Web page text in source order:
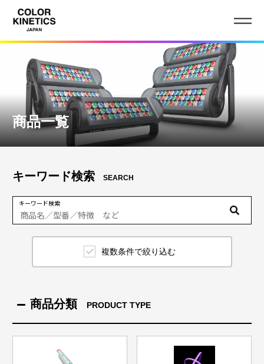
商品一覧
キーワード検索 SEARCH
キーワード検索
複数条件で絞り込む
商品分類 PRODUCT TYPE